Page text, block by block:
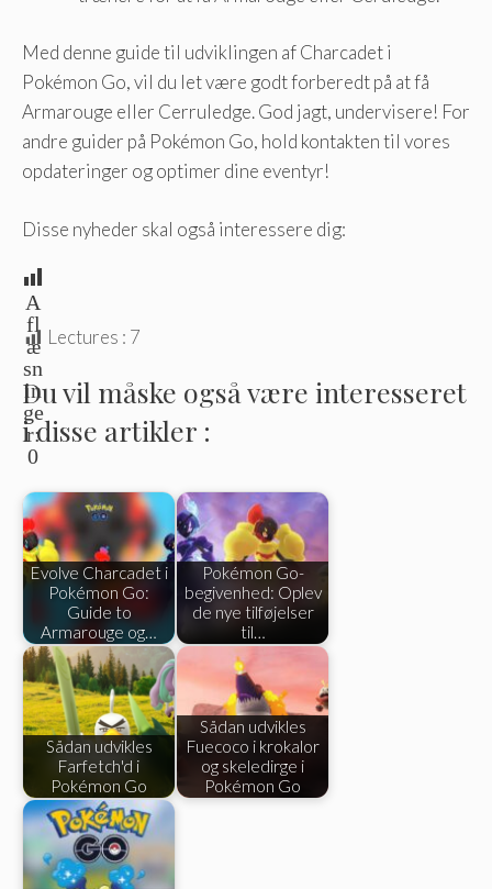
Med denne guide til udviklingen af ​​Charcadet i
Pokémon Go, vil du let være godt forberedt på at få
Armarouge eller Cerruledge. God jagt, undervisere! For
andre guider på Pokémon Go, hold kontakten til vores
opdateringer og optimer dine eventyr!
Disse nyheder skal også interessere dig:
A
fl
æ
sn
in
ge
r:
0
Lectures : 7
Du vil måske også være interesseret
i disse artikler :
Evolve Charcadet i
Pokémon Go:
Guide to
Armarouge og…
Pokémon Go-
begivenhed: Oplev
de nye tilføjelser
til…
Sådan udvikles
Farfetch'd i
Pokémon Go
Sådan udvikles
Fuecoco i krokalor
og skeledirge i
Pokémon Go